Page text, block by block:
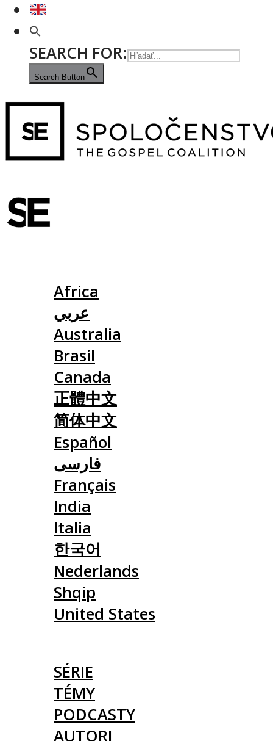
SEARCH FOR:
Search Button
Africa
عربي
Australia
Brasil
Canada
正體中文
简体中文
Español
فارسی
Français
India
Italia
한국어
Nederlands
Shqip
United States
SÉRIE
TÉMY
PODCASTY
AUTORI